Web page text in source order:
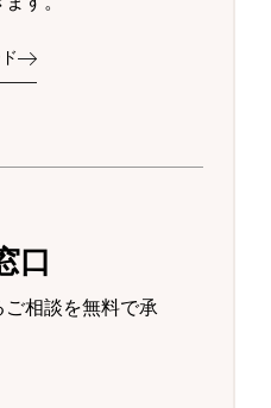
口
相談を無料で承